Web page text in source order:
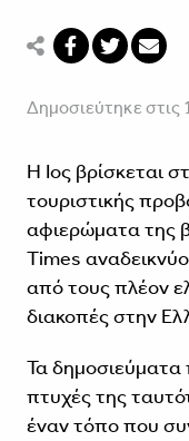
Δημοσιεύτηκε στις
Η Ίος βρίσκεται
τουριστικής
αφιερώματα της
Times
από τους πλέον
διακοπές στην
Τα δημοσιεύματα
πτυχές της
έναν τόπο που